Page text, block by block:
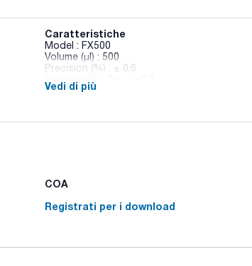
Caratteristiche
Model : FX500
Volume (µl) : 500
Precision (%) : ± 0,6
Tips : 425-000961 / 941 / 957 / 963 / 967
Pipette completamente autoclavabili a 121
Vedi di più
COA
Registrati per i download